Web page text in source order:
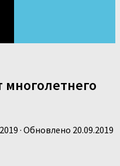
многолетнего
· Обновлено 20.09.2019